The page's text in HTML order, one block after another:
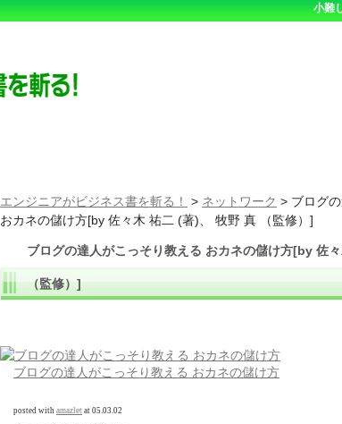
小難
エンジニアがビジネス書を斬る！ > ネットワーク > ブログ
おカネの儲け方[by 佐々木 祐二 (著)、 牧野 真 （監修）]
ブログの達人がこっそり教える おカネの儲け方[by 佐
（監修）]
ブログの達人がこっそり教える おカネの儲け方
posted with amazlet at 05.03.02